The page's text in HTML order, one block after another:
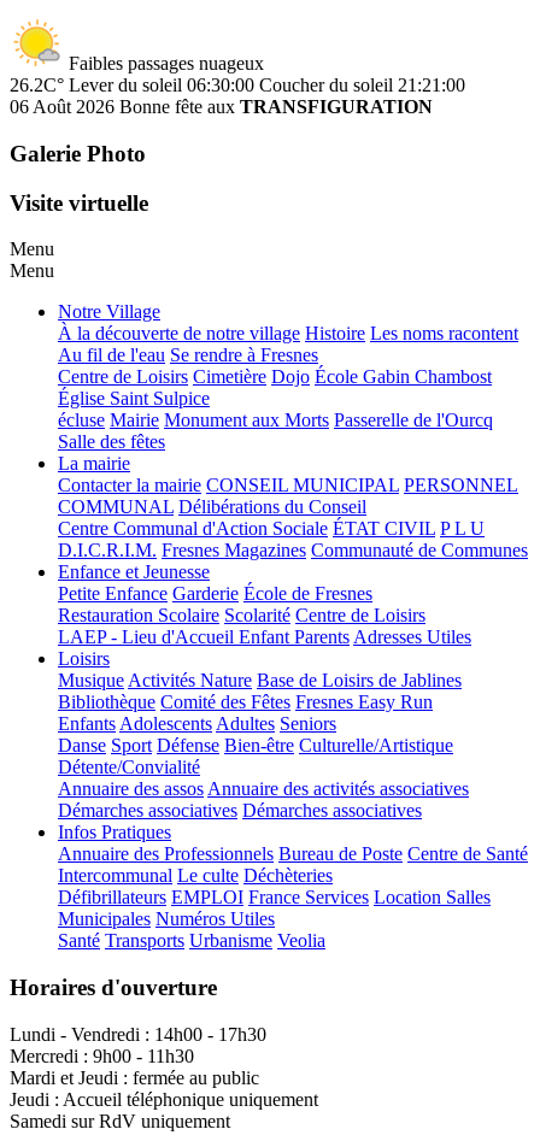
Faibles passages nuageux
26.2C° Lever du soleil 06:30:00 Coucher du soleil 21:21:00
06 Août 2026 Bonne fête aux TRANSFIGURATION
Galerie Photo
Visite virtuelle
Menu
Menu
Notre Village
À la découverte de notre village Histoire Les noms racontent
Au fil de l'eau Se rendre à Fresnes
Centre de Loisirs Cimetière Dojo École Gabin Chambost
Église Saint Sulpice
écluse Mairie Monument aux Morts Passerelle de l'Ourcq
Salle des fêtes
La mairie
Contacter la mairie CONSEIL MUNICIPAL PERSONNEL
COMMUNAL Délibérations du Conseil
Centre Communal d'Action Sociale ÉTAT CIVIL P L U
D.I.C.R.I.M. Fresnes Magazines Communauté de Communes
Enfance et Jeunesse
Petite Enfance Garderie École de Fresnes
Restauration Scolaire Scolarité Centre de Loisirs
LAEP - Lieu d'Accueil Enfant ParentsAdresses Utiles
Loisirs
MusiqueActivités Nature Base de Loisirs de Jablines
Bibliothèque Comité des Fêtes Fresnes Easy Run
EnfantsAdolescentsAdultes Seniors
Danse Sport Défense Bien-être Culturelle/Artistique
Détente/Convialité
Annuaire des assosAnnuaire des activités associatives
Démarches associatives Démarches associatives
Infos Pratiques
Annuaire des Professionnels Bureau de Poste Centre de Santé
Intercommunal Le culte Déchèteries
Défibrillateurs EMPLOI France Services Location Salles
Municipales Numéros Utiles
Santé Transports Urbanisme Veolia
Horaires d'ouverture
Lundi - Vendredi : 14h00 - 17h30
Mercredi : 9h00 - 11h30
Mardi et Jeudi : fermée au public
Jeudi : Accueil téléphonique uniquement
Samedi sur RdV uniquement